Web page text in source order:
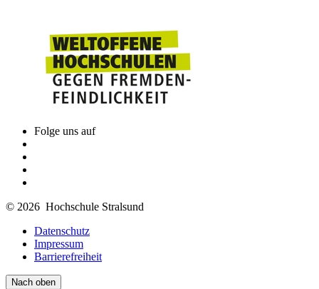
Folge uns auf
© 2026 Hochschule Stralsund
Datenschutz
Impressum
Barrierefreiheit
Nach oben